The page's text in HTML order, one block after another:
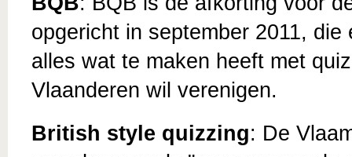
opgericht in september 2011,
alles wat te maken heeft met
Vlaanderen wil verenigen.
British style quizzing: De